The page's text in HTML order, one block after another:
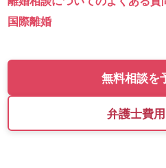
国際離婚
無料相談を
弁護士費